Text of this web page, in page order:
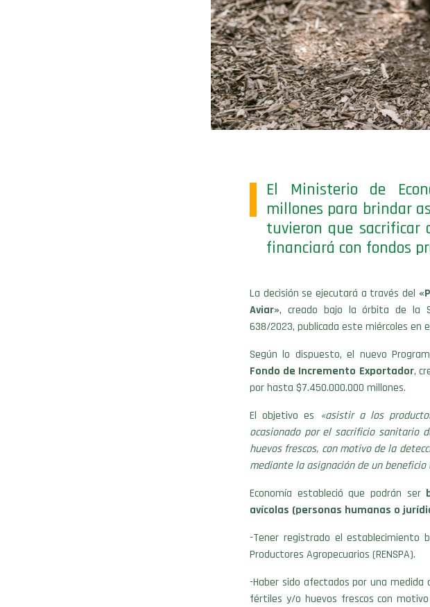
El Ministerio de
millones para brindar
tuvieron que sacrificar
financiará con fondos
La decisión se ejecutará a través del
Aviar», creado bajo la órbita de la
638/2023, publicada este miércoles en
Según lo dispuesto, el nuevo
Fondo de Incremento Exportador,
por hasta $7.450.000.000 millones.
El objetivo es «asistir a los
ocasionado por el sacrificio sanitario
huevos frescos, con motivo de la
mediante la asignación de un beneficio
Economía estableció que podrán ser
avícolas (personas humanas o
-Tener registrado el establecimiento
Productores Agropecuarios (RENSPA).
-Haber sido afectados por una medida
fértiles y/o huevos frescos con